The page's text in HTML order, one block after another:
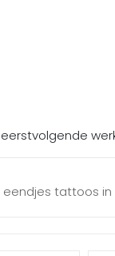
eendjes tattoos in